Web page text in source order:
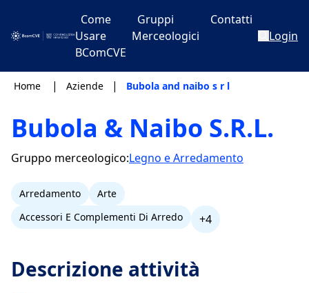
Come
Usare
BComCVE
Gruppi
Merceologici
Contatti
Login
Home | Aziende | Bubola and naibo s r l
Bubola & Naibo S.R.L.
Gruppo merceologico:Legno e Arredamento
Arredamento
Arte
Accessori E Complementi Di Arredo
+4
Descrizione attività